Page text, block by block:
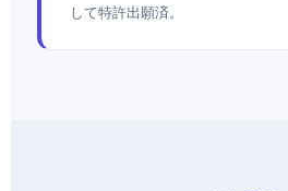
して特許出願済。